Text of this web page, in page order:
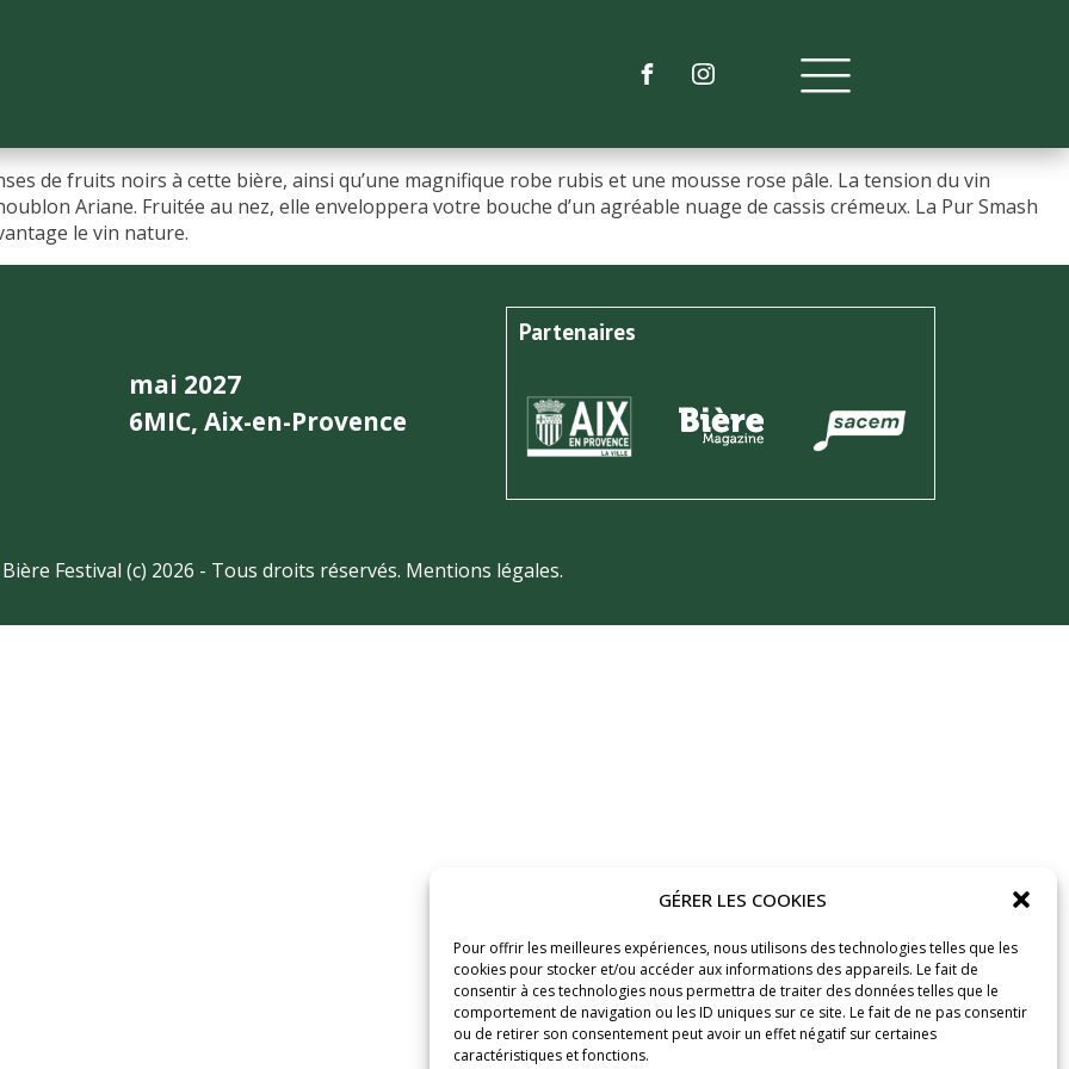
GÉRER LES COOKIES
Pour offrir les meilleures expériences, nous utilisons des technologies telles que les
cookies pour stocker et/ou accéder aux informations des appareils. Le fait de
consentir à ces technologies nous permettra de traiter des données telles que le
comportement de navigation ou les ID uniques sur ce site. Le fait de ne pas consentir
ou de retirer son consentement peut avoir un effet négatif sur certaines
caractéristiques et fonctions.
de fruits noirs à cette bière, ainsi qu’une magnifique robe rubis et une mousse rose pâle. La tension du vin
Ariane. Fruitée au nez, elle enveloppera votre bouche d’un agréable nuage de cassis crémeux. La Pur Smash
le vin nature.
mai 2027
6MIC, Aix-en-Provence
Partenaires
Festival (c) 2026 - Tous droits réservés. Mentions légales.